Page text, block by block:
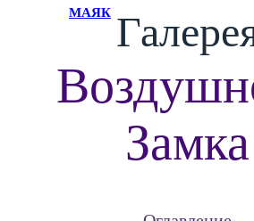
МАЯК
Замка